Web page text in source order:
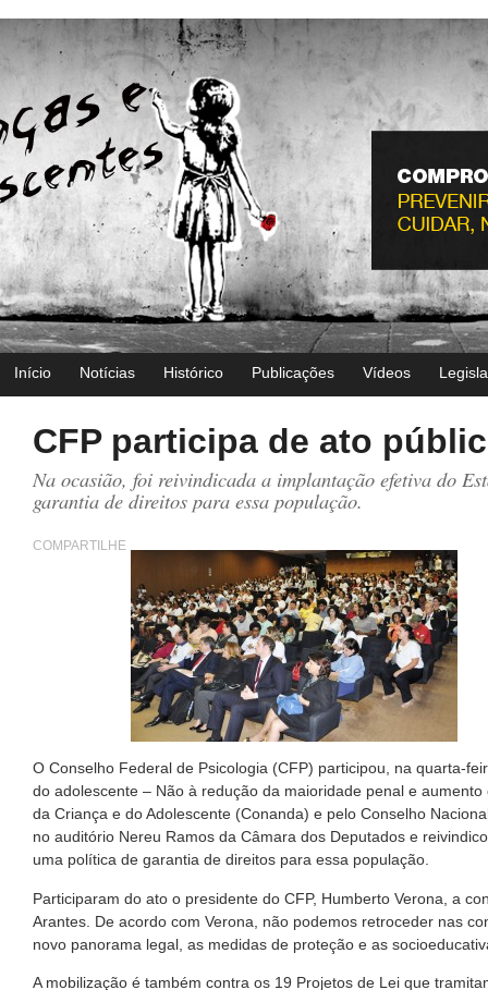
Início Notícias Histórico Publicações Vídeos
CFP participa de ato
Na ocasião, foi reivindicada a implantação efetiva do
garantia de direitos para essa população.
COMPARTILHE
O Conselho Federal de Psicologia (CFP) participou, na quarta-
do adolescente – Não à redução da maioridade penal e
da Criança e do Adolescente (Conanda) e pelo Conselho
no auditório Nereu Ramos da Câmara dos Deputados e
uma política de garantia de direitos para essa população.
Participaram do ato o presidente do CFP, Humberto Verona, a
Arantes. De acordo com Verona, não podemos retroceder nas
novo panorama legal, as medidas de proteção e as
A mobilização é também contra os 19 Projetos de Lei que